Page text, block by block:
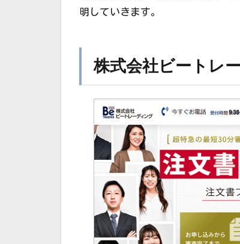
明していきます。
株式会社ビートレ